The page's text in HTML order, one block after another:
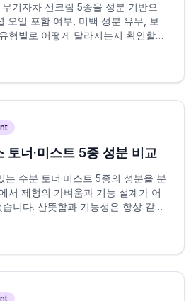
기자차 선크림 5종을 성분 기반으
오일 포함 여부, 미백 성분 유무, 보
형별로 어떻게 달라지는지 확인할
토너·미스트 5종 성분 비교
는 수분 토너·미스트 5종의 성분을 분
서 제형의 가벼움과 기능 설계가 어
니다. 산뜻함과 기능성은 항상 같은